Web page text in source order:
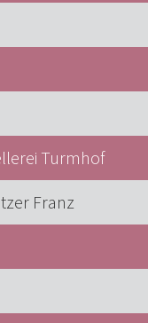
Turmhof
Franz